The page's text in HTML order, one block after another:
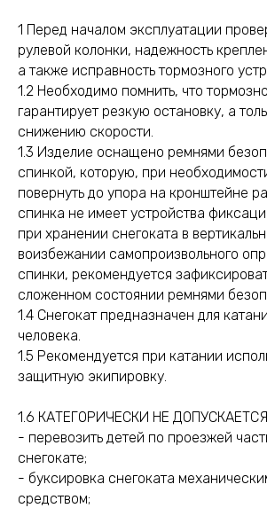
1 Перед началом эксплуатации
рулевой колонки, надежность
а также исправность тормозного
1.2 Необходимо помнить, что
гарантирует резкую остановку, а
снижению скорости.
1.3 Изделие оснащено ремнями
спинкой, которую, при
повернуть до упора на кронштейне
спинка не имеет устройства
при хранении снегоката в
воизбежании самопроизвольного
спинки, рекомендуется
сложенном состоянии ремнями
1.4 Снегокат предназначен для
человека.
1.5 Рекомендуется при катании
защитную экипировку.
1.6 КАТЕГОРИЧЕСКИ НЕ
- перевозить детей по проезжей
снегокате;
- буксировка снегоката
средством;